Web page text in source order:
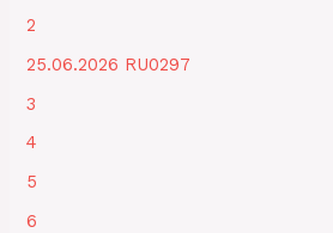
2
25.06.2026 RU0297
3
4
5
6